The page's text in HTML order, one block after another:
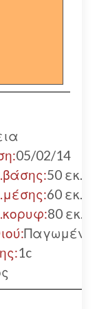
05/02/14
50 εκ.
60 εκ.
80 εκ.
Παγωμένο
1c